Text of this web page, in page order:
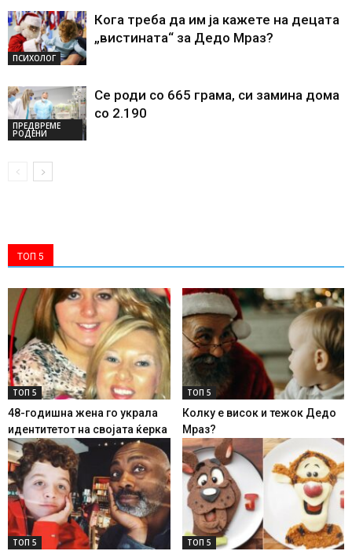
ПСИХОЛОГ
Кога треба да им ја кажете на децата
„вистината“ за Дедо Мраз?
ПРЕДВРЕМЕ
РОДЕНИ
Се роди со 665 грама, си замина дома
со 2.190
ТОП 5
ТОП 5
48-годишна жена го украла
идентитетот на својата ќерка
ТОП 5
Колку е висок и тежок Дедо
Мраз?
ТОП 5 ТОП 5